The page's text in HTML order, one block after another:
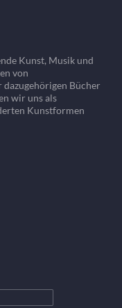
Kunst, Musik und
von
Bücher
wir uns als
Kunstformen